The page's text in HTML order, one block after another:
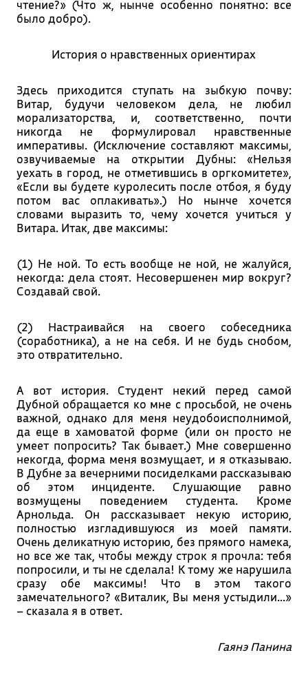
чтение?» (Что ж, нынче особенно понятно: все
было добро).
История о нравственных ориентирах
Здесь приходится ступать на зыбкую почву:
Витар, будучи человеком дела, не любил
морализаторства, и, соответственно, почти
никогда не формулировал нравственные
императивы. (Исключение составляют максимы,
озвучиваемые на открытии Дубны: «Нельзя
уехать в город, не отметившись в оргкомитете»,
«Если вы будете куролесить после отбоя, я буду
потом вас оплакивать».) Но нынче хочется
словами выразить то, чему хочется учиться у
Витара. Итак, две максимы:
(1) Не ной. То есть вообще не ной, не жалуйся,
некогда: дела стоят. Несовершенен мир вокруг?
Создавай свой.
(2) Настраивайся на своего собеседника
(соработника), а не на себя. И не будь снобом,
это отвратительно.
А вот история. Студент некий перед самой
Дубной обращается ко мне с просьбой, не очень
важной, однако для меня неудобоисполнимой,
да еще в хамоватой форме (или он просто не
умеет попросить? Так бывает.) Мне совершенно
некогда, форма меня возмущает, и я отказываю.
В Дубне за вечерними посиделками рассказываю
об этом инциденте. Слушающие равно
возмущены поведением студента. Кроме
Арнольда. Он рассказывает некую историю,
полностью изгладившуюся из моей памяти.
Очень деликатную историю, без прямого намека,
но все же так, чтобы между строк я прочла: тебя
попросили, и ты не сделала! К тому же нарушила
сразу обе максимы! Что в этом такого
замечательного? «Виталик, Вы меня устыдили...»
– сказала я в ответ.
Гаянэ Панина